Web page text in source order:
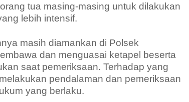
tua masing-masing untuk dilakukan
lebih intensif.
masih diamankan di Polsek
dan menguasai ketapel beserta
saat pemeriksaan. Terhadap yang
pendalaman dan pemeriksaan
yang berlaku.